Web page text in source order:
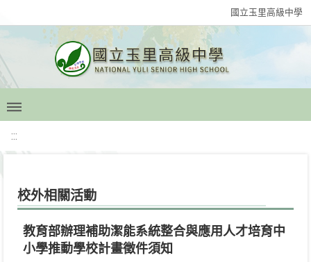
國立玉里高級中學
:::
校外相關活動
教育部辦理補助潔能系統整合與應用人才培育中
小學推動學校計畫徵件須知